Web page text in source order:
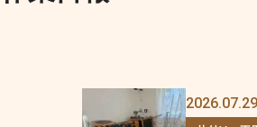
2026.07.29